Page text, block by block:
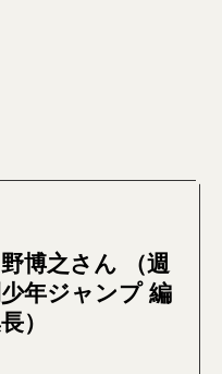
博之さん （週
年ジャンプ 編
）